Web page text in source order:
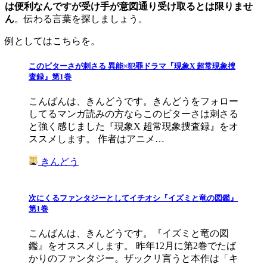
は便利なんですが受け手が意図通り受け取るとは限りませ
ん。伝わる言葉を探しましょう。
例としてはこちらを。
このビターさが刺さる 異能×犯罪ドラマ『現象X 超常現象捜
査録』第1巻
こんばんは、きんどうです。きんどうをフォロー
してるマンガ読みの方ならこのビターさは刺さる
と強く感じました『現象X 超常現象捜査録』をオ
ススメします。 作者はアニメ…
きんどう
次にくるファンタジーとしてイチオシ『イズミと竜の図鑑』
第1巻
こんばんは、きんどうです。『イズミと竜の図
鑑』をオススメします。 昨年12月に第2巻でたば
かりのファンタジー。ザックリ言うと本作は「キ